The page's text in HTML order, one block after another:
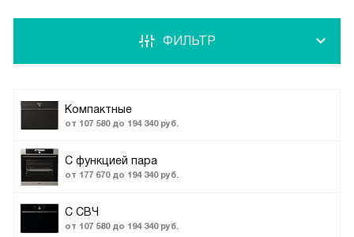
Компактные
от 107 580 до 194 340 руб.
С функцией пара
от 177 670 до 194 340 руб.
С СВЧ
от 107 580 до 194 340 руб.
ФИЛЬТР